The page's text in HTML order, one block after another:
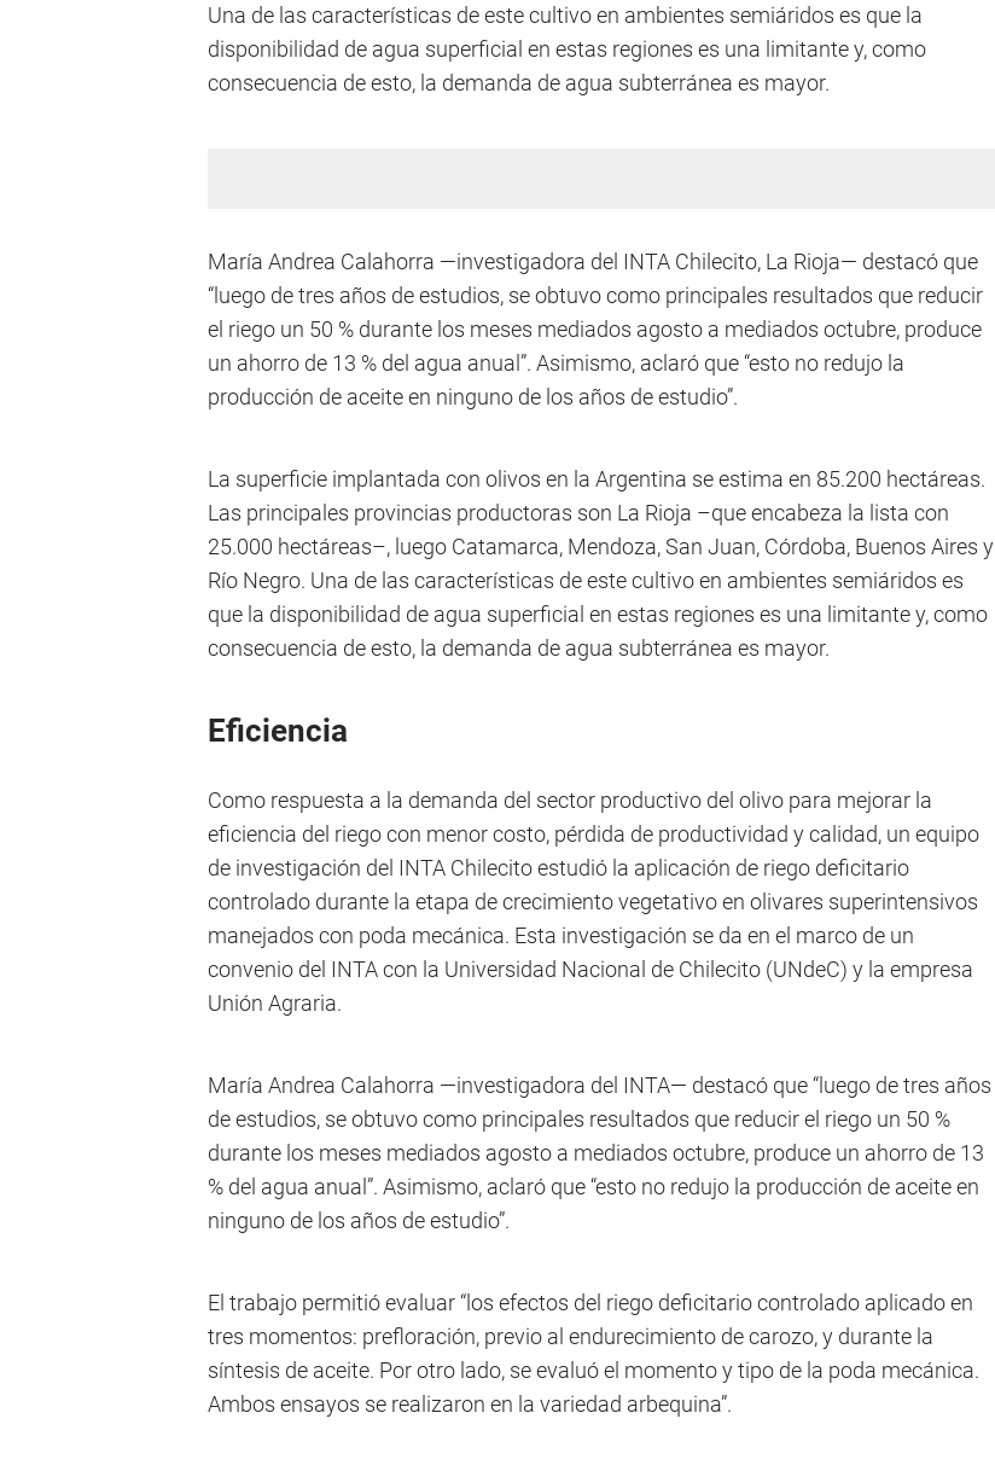
Una de las características de este cultivo en ambientes semiáridos es que la
disponibilidad de agua superficial en estas regiones es una limitante y, como
consecuencia de esto, la demanda de agua subterránea es mayor.
María Andrea Calahorra —investigadora del INTA Chilecito, La Rioja— destacó que
“luego de tres años de estudios, se obtuvo como principales resultados que reducir
el riego un 50 % durante los meses mediados agosto a mediados octubre, produce
un ahorro de 13 % del agua anual”. Asimismo, aclaró que “esto no redujo la
producción de aceite en ninguno de los años de estudio”.
La superficie implantada con olivos en la Argentina se estima en 85.200 hectáreas.
Las principales provincias productoras son La Rioja –que encabeza la lista con
25.000 hectáreas–, luego Catamarca, Mendoza, San Juan, Córdoba, Buenos Aires y
Río Negro. Una de las características de este cultivo en ambientes semiáridos es
que la disponibilidad de agua superficial en estas regiones es una limitante y, como
consecuencia de esto, la demanda de agua subterránea es mayor.
Eficiencia
Como respuesta a la demanda del sector productivo del olivo para mejorar la
eficiencia del riego con menor costo, pérdida de productividad y calidad, un equipo
de investigación del INTA Chilecito estudió la aplicación de riego deficitario
controlado durante la etapa de crecimiento vegetativo en olivares superintensivos
manejados con poda mecánica. Esta investigación se da en el marco de un
convenio del INTA con la Universidad Nacional de Chilecito (UNdeC) y la empresa
Unión Agraria.
María Andrea Calahorra —investigadora del INTA— destacó que “luego de tres años
de estudios, se obtuvo como principales resultados que reducir el riego un 50 %
durante los meses mediados agosto a mediados octubre, produce un ahorro de 13
% del agua anual”. Asimismo, aclaró que “esto no redujo la producción de aceite en
ninguno de los años de estudio”.
El trabajo permitió evaluar “los efectos del riego deficitario controlado aplicado en
tres momentos: prefloración, previo al endurecimiento de carozo, y durante la
síntesis de aceite. Por otro lado, se evaluó el momento y tipo de la poda mecánica.
Ambos ensayos se realizaron en la variedad arbequina”.